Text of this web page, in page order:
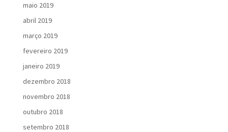
maio 2019
abril 2019
março 2019
fevereiro 2019
janeiro 2019
dezembro 2018
novembro 2018
outubro 2018
setembro 2018